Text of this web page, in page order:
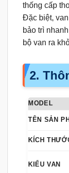
thống cấp
Đặc biệt,
bảo trì
bộ van ra
2.
MODEL
TÊN SẢN
KÍCH
KIỂU VAN